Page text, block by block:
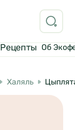
Рецепты Об
Халяль